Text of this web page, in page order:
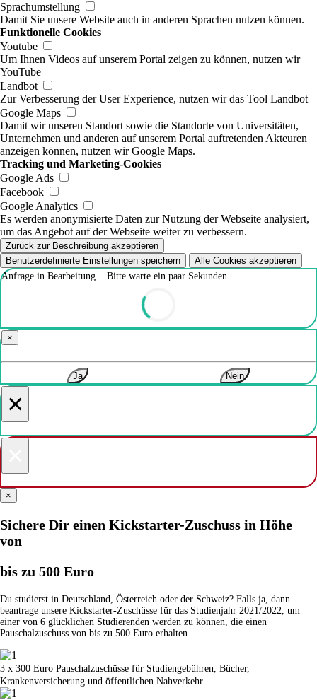
Sprachumstellung
Damit Sie unsere Website auch in anderen Sprachen nutzen können.
Funktionelle Cookies
Youtube
Um Ihnen Videos auf unserem Portal zeigen zu können, nutzen wir
YouTube
Landbot
Zur Verbesserung der User Experience, nutzen wir das Tool Landbot
Google Maps
Damit wir unseren Standort sowie die Standorte von Universitäten,
Unternehmen und anderen auf unserem Portal auftretenden Akteuren
anzeigen können, nutzen wir Google Maps.
Tracking und Marketing-Cookies
Google Ads
Facebook
Google Analytics
Es werden anonymisierte Daten zur Nutzung der Webseite analysiert,
um das Angebot auf der Webseite weiter zu verbessern.
Zurück zur Beschreibung akzeptieren
Benutzerdefinierte Einstellungen speichern
Alle Cookies akzeptieren
Anfrage in Bearbeitung... Bitte warte ein paar Sekunden
×
Ja Nein
×
×
Sichere Dir einen Kickstarter-Zuschuss in Höhe
von
bis zu 500 Euro
Du studierst in Deutschland, Österreich oder der Schweiz? Falls ja, dann
beantrage unsere Kickstarter-Zuschüsse für das Studienjahr 2021/2022, um
einer von 6 glücklichen Studierenden werden zu können, die einen
Pauschalzuschuss von bis zu 500 Euro erhalten.
3 x 300 Euro Pauschalzuschüsse für Studiengebühren, Bücher,
Krankenversicherung und öffentlichen Nahverkehr